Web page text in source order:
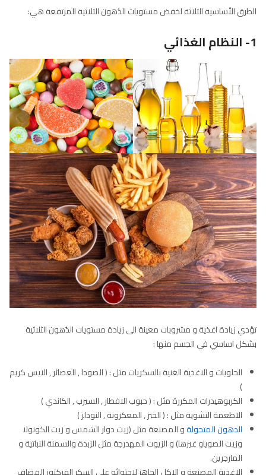
الطرق الأساسية الثلاثة لخفض مستويات الدُهون الثلاثية المرتفعة هي:
1- النظام الغذائي
تؤدي زيادة اغذية و مشروبات معينة الى زيادة مستويات الدُهون الثلاثية
بشكل اساسي في الجسم منها :
الحلويات و الاغذية الغنية بالسكريات مثل : ( الصودا , العصائر , الايس كريم
)
الكربوهيدرات المكررة مثل : ( حبوب الافطار , السيرب , الكاندي )
الاطعمة النشوية مثل : ( الخبز , المعكرونة , النودلز )
الدهون المتحولةو المصنعة مثل (زيت دوار الشمس و زيت الكونولا
وزيت الصوياو غيرها) و الزيوت المهدرجة مثل الزبدة والسمنة النباتية و
المارجرين.